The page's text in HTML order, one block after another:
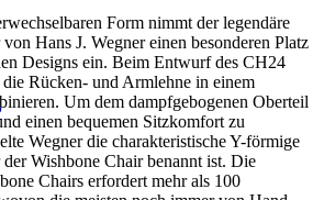
Form nimmt der legendäre
Hans J. Wegner einen besonderen Platz
Designs ein. Beim Entwurf des CH24
die Rücken- und Armlehne in einem
Um dem dampfgebogenen Oberteil
einen bequemen Sitzkomfort zu
Wegner die charakteristische Y-förmige
Wishbone Chair benannt ist. Die
Chairs erfordert mehr als 100